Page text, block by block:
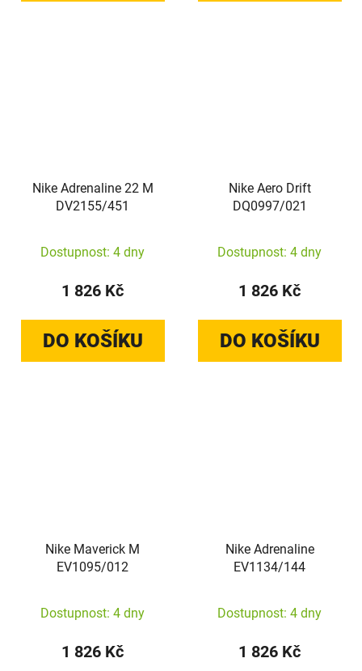
Nike Adrenaline 22 M
DV2155/451
Dostupnost: 4 dny
1 826 Kč
DO KOŠÍKU
Nike Aero Drift
DQ0997/021
Dostupnost: 4 dny
1 826 Kč
DO KOŠÍKU
Nike Maverick M
EV1095/012
Dostupnost: 4 dny
1 826 Kč
Nike Adrenaline
EV1134/144
Dostupnost: 4 dny
1 826 Kč